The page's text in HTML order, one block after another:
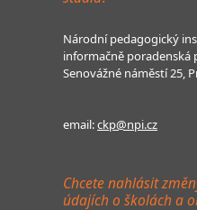
Národní pedagogický
informačně poradenská
Senovážné náměstí 25,
email:ckp@npi.cz
Chcete nahlásit
údajích o školách a